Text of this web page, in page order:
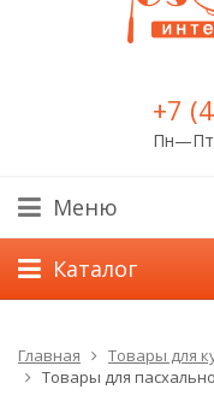
+7
Пн—Пт
Меню
Каталог
Главная Товары для
Товары для